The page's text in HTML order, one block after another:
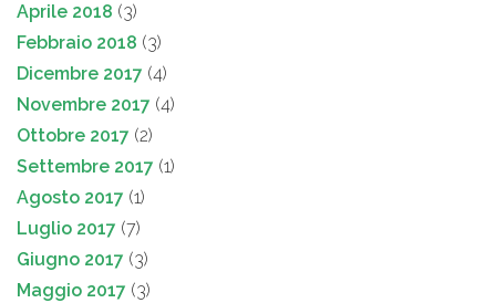
Aprile 2018 (3)
Febbraio 2018 (3)
Dicembre 2017 (4)
Novembre 2017 (4)
Ottobre 2017 (2)
Settembre 2017 (1)
Agosto 2017 (1)
Luglio 2017 (7)
Giugno 2017 (3)
Maggio 2017 (3)